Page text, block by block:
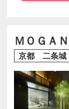
ＭＯＧＡ
京都 二条城